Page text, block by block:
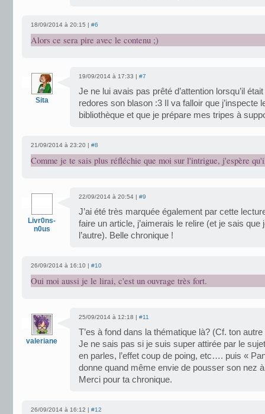
18/09/2014 à 20:15 | #6
Alors ce sera pire avec le contenu ;)
Sita
19/09/2014 à 17:33 | #7
Je ne lui avais pas prêté d’attention lorsqu’il
redores son blason :3 Il va falloir que j’inspecte
bibliothèque et que je prépare mes tripes à
21/09/2014 à 23:20 | #8
Comme je te sais plus réfléchie que moi sur l'intrigue, j'espère
Livr0ns-
n0us
22/09/2014 à 20:54 | #9
J’ai été très marquée également par cette
faire un article, j’aimerais le relire (et je sais que
l’autre). Belle chronique !
26/09/2014 à 16:10 | #10
Oui moi aussi je le lirai, c'est un ouvrage très fort.
valeriane
25/09/2014 à 12:18 | #11
T’es à fond dans la thématique là? (Cf. ton
Je ne sais pas si je suis super attirée par le
en parles, l’effet coup de poing, etc…. puis «
donne quand même envie de pousser son nez
Merci pour ta chronique.
26/09/2014 à 16:12 | #12